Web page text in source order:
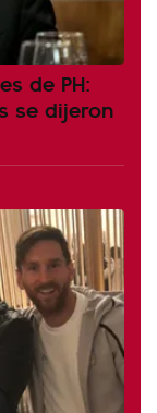
de PH:
se dijeron